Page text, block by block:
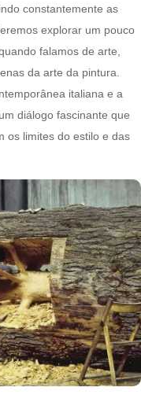
constantemente as
explorar um pouco
falamos de arte,
da arte da pintura.
italiana e a
diálogo fascinante que
os limites do estilo e das